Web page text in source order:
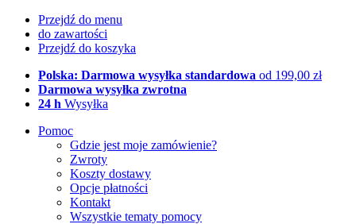
Przejdź do menu
do zawartości
Przejdź do koszyka
Polska: Darmowa wysyłka standardowa od 199,00 zł
Darmowa wysyłka zwrotna
24 h Wysyłka
Pomoc
Gdzie jest moje zamówienie?
Zwroty
Koszty dostawy
Opcje płatności
Kontakt
Wszystkie tematy pomocy